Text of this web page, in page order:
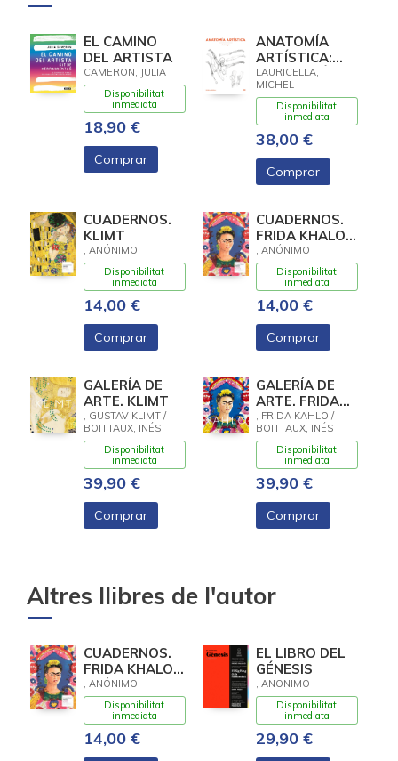
EL CAMINO
DEL ARTISTA
CAMERON, JULIA
Disponibilitat
inmediata
18,90 €
Comprar
ANATOMÍA
ARTÍSTICA:
ANTOLOGÍA
LAURICELLA,
MICHEL
Disponibilitat
inmediata
38,00 €
Comprar
CUADERNOS.
KLIMT
, ANÓNIMO
Disponibilitat
inmediata
14,00 €
Comprar
CUADERNOS.
FRIDA KHALO.
EL MARCO
, ANÓNIMO
Disponibilitat
inmediata
14,00 €
Comprar
GALERÍA DE
ARTE. KLIMT
, GUSTAV KLIMT /
BOITTAUX, INÉS
Disponibilitat
inmediata
39,90 €
Comprar
GALERÍA DE
ARTE. FRIDA
KAHLO
, FRIDA KAHLO /
BOITTAUX, INÉS
Disponibilitat
inmediata
39,90 €
Comprar
Altres llibres de l'autor
CUADERNOS.
FRIDA KHALO.
EL MARCO
, ANÓNIMO
Disponibilitat
inmediata
14,00 €
EL LIBRO DEL
GÉNESIS
, ANONIMO
Disponibilitat
inmediata
29,90 €